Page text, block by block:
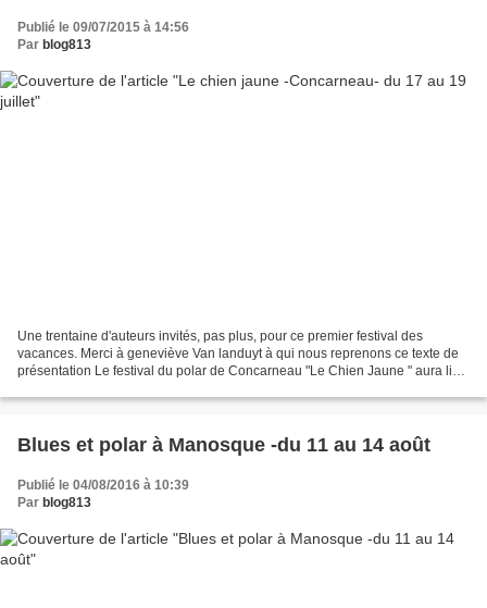
Publié le 09/07/2015 à 14:56
Par blog813
Une trentaine d'auteurs invités, pas plus, pour ce premier festival des
vacances. Merci à geneviève Van landuyt à qui nous reprenons ce texte de
présentation Le festival du polar de Concarneau "Le Chien Jaune " aura lieu
Blues et polar à Manosque -du 11 au 14 août
Publié le 04/08/2016 à 10:39
Par blog813